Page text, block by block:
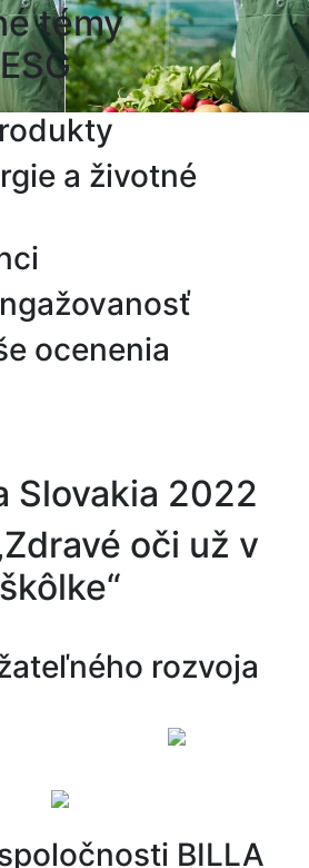
témy
a životné
ocenenia
Slovakia 2022
oči už v
škôlke“
rozvoja
BILLA